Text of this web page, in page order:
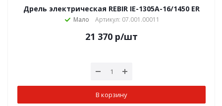
Дрель электрическая REBIR IE-1305А-16/1450 ER
Мало Артикул: 07.001.00011
21 370 р/шт
В корзину